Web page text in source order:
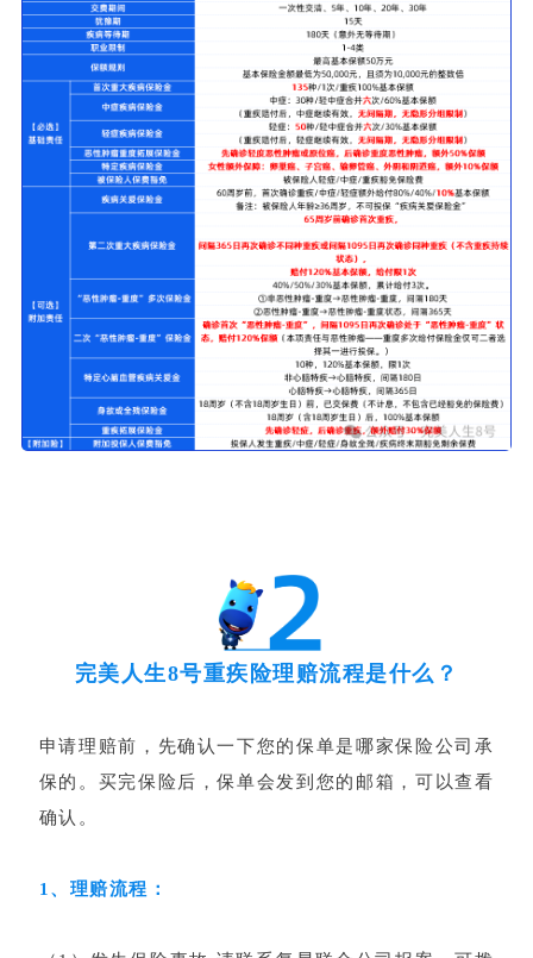
完美人生8号重疾险理赔流程是什么？
申请理赔前，先确认一下您的保单是哪家保险公司承
保的。买完保险后，保单会发到您的邮箱，可以查看
确认。
1、理赔流程：